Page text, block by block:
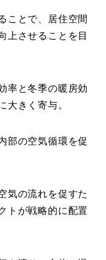
ことで、居住空間
上させることを目
率と冬季の暖房効
大きく寄与。
部の空気循環を促
気の流れを促すた
トが戦略的に配置